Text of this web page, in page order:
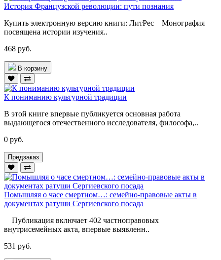
История Французской революции: пути познания
Купить электронную версию книги: ЛитРес Монография
посвящена истории изучения..
468 руб.
В корзину
К пониманию культурной традиции
В этой книге впервые публикуется основная работа
выдающегося отечественного исследователя, философа,..
0 руб.
Предзаказ
Помышляя о часе смертном…: семейно-правовые акты в
документах ратуши Сергиевского посада
Публикация включает 402 частноправовых
внутрисемейных акта, впервые выявленн..
531 руб.